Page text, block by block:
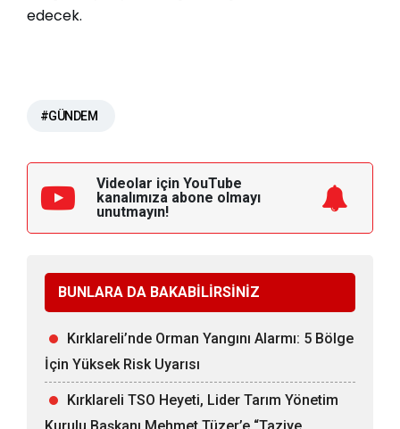
edecek.
#GÜNDEM
Videolar için YouTube
kanalımıza abone olmayı
unutmayın!
BUNLARA DA BAKABİLİRSİNİZ
Kırklareli’nde Orman Yangını Alarmı: 5 Bölge
İçin Yüksek Risk Uyarısı
Kırklareli TSO Heyeti, Lider Tarım Yönetim